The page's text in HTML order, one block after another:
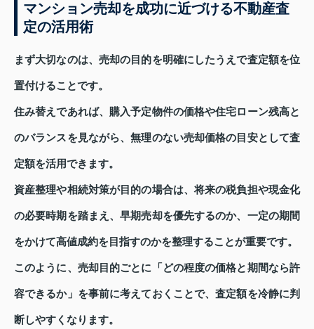
マンション売却を成功に近づける不動産査
定の活用術
まず大切なのは、売却の目的を明確にしたうえで査定額を位
置付けることです。
住み替えであれば、購入予定物件の価格や住宅ローン残高と
のバランスを見ながら、無理のない売却価格の目安として査
定額を活用できます。
資産整理や相続対策が目的の場合は、将来の税負担や現金化
の必要時期を踏まえ、早期売却を優先するのか、一定の期間
をかけて高値成約を目指すのかを整理することが重要です。
このように、売却目的ごとに「どの程度の価格と期間なら許
容できるか」を事前に考えておくことで、査定額を冷静に判
断しやすくなります。